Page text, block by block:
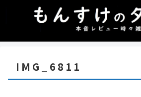
IMG_6811